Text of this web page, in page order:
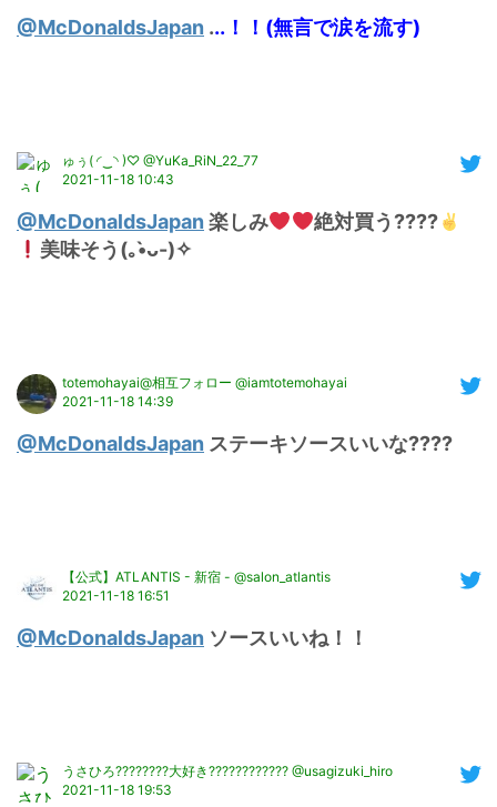
@McDonaldsJapan ...！！(無言で涙を流す)
ゅぅ( ◜‿◝ )♡ @YuKa_RiN_22_77
2021-11-18 10:43
@McDonaldsJapan 楽しみ
絶対買う????
美味そう(｡•̀ᴗ-)✧
totemohayai@相互フォロー @iamtotemohayai
2021-11-18 14:39
@McDonaldsJapan ステーキソースいいな????
【公式】ATLANTIS - 新宿 - @salon_atlantis
2021-11-18 16:51
@McDonaldsJapan ソースいいね！！
うさひろ????????大好き???????????? @usagizuki_hiro
2021-11-18 19:53